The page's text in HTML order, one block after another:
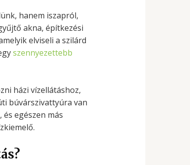
hanem iszapról,
akna, építkezési
elviseli a szilárd
szennyezettebb
házi vízellátáshoz,
búvárszivattyúra van
egészen más